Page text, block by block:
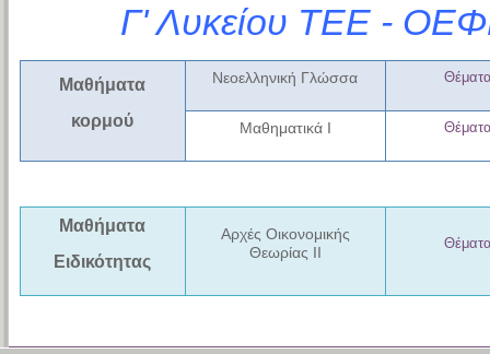
Γ' Λυκείου ΤΕΕ -
Μαθήματα
κορμού
Νεοελληνική Γλώσσα
Μαθηματικά Ι
Μαθήματα
Ειδικότητας
Αρχές Οικονομικής
Θεωρίας ΙΙ